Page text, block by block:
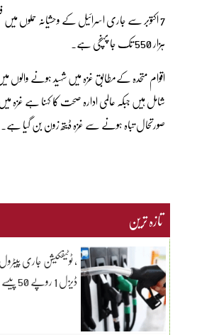
ہزار 550 تک جا پہنچی ہے۔
شامل ہیں جبکہ عالمی ادارہ صحت کا کہنا ہے غزہ
صورتحال تباہ ہونے سے غزہ ڈیتھ زون بن گیا ہے۔
تازہ ترین
ڈیزل 1 روپے 50 پیسے فی لیٹرسستا